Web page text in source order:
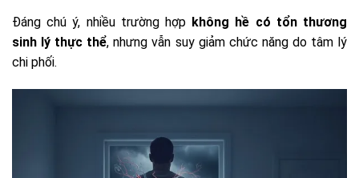
Đáng chú ý, nhiều trường hợp không hề có tổn thương
sinh lý thực thể, nhưng vẫn suy giảm chức năng do tâm lý
chi phối.